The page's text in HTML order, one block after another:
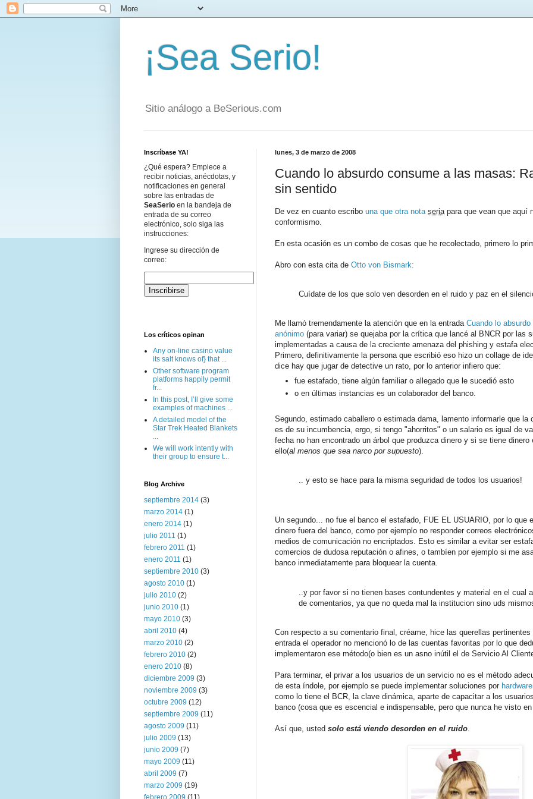
¡Sea Serio!
Sitio análogo a BeSerious.com
lunes, 3 de marzo de 2008
Cuando lo absurdo consume a las masas:
sin sentido
De vez en cuanto escribo una que otra nota seriapara que vean que aquí
conformismo.
En esta ocasión es un combo de cosas que he recolectado, primero lo
Abro con esta cita de Otto von Bismark:
Cuídate de los que solo ven desorden en el ruido y paz en el
Me llamó tremendamente la atención que en la entrada Cuando lo
anónimo (para variar) se quejaba por la crítica que lancé al BNCR por las
implementadas a causa de la creciente amenaza del phishing y estafa
Primero, definitivamente la persona que escribió eso hizo un collage de
dice hay que jugar de detective un rato, por lo anterior infiero que:
fue estafado, tiene algún familiar o allegado que le sucedió esto
o en últimas instancias es un colaborador del banco.
Segundo, estimado caballero o estimada dama, lamento informarle que la
es de su incumbencia, ergo, si tengo "ahorritos" o un salario es igual de
fecha no han encontrado un árbol que produzca dinero y si se tiene
ello(al menos que sea narco por supuesto).
.. y esto se hace para la misma seguridad de todos los usuarios!
Un segundo... no fue el banco el estafado, FUE EL USUARIO, por lo que
dinero fuera del banco, como por ejemplo no responder correos
medios de comunicación no encriptados. Esto es similar a evitar ser
comercios de dudosa reputación o afines, o tambíen por ejemplo si me
banco inmediatamente para bloquear la cuenta.
..y por favor si no tienen bases contundentes y material en el cual
de comentarios, ya que no queda mal la institucion sino uds
Con respecto a su comentario final, créame, hice las querellas
entrada el operador no mencionó lo de las cuentas favoritas por lo que
implementaron ese método(o bien es un asno inútil el de Servicio Al
Para terminar, el privar a los usuarios de un servicio no es el método
de esta índole, por ejemplo se puede implementar soluciones por
como lo tiene el BCR, la clave dinámica, aparte de capacitar a los
banco (cosa que es escencial e indispensable, pero que nunca he visto
Así que, usted solo está viendo desorden en el ruido
Inscríbase YA!
¿Qué espera? Empiece a
recibir noticias, anécdotas, y
notificaciones en general
sobre las entradas de
SeaSerio en la bandeja de
entrada de su correo
electrónico, solo siga las
instrucciones:
Ingrese su dirección de
correo:
Los críticos opinan
Any on-line casino value
its salt knows of} that ...
Other software program
platforms happily permit
fr...
In this post, I’ll give some
examples of machines ...
A detailed model of the
Star Trek Heated Blankets
...
We will work intently with
their group to ensure t...
Blog Archive
septiembre 2014 (3)
marzo 2014 (1)
enero 2014 (1)
julio 2011 (1)
febrero 2011 (1)
enero 2011 (1)
septiembre 2010 (3)
agosto 2010 (1)
julio 2010 (2)
junio 2010 (1)
mayo 2010 (3)
abril 2010 (4)
marzo 2010 (2)
febrero 2010 (2)
enero 2010 (8)
diciembre 2009 (3)
noviembre 2009 (3)
octubre 2009 (12)
septiembre 2009 (11)
agosto 2009 (11)
julio 2009 (13)
junio 2009 (7)
mayo 2009 (11)
abril 2009 (7)
marzo 2009 (19)